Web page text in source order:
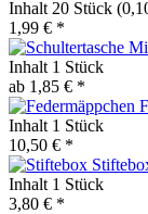
Inhalt 20 Stück
1,99 € *
Inhalt 1 Stück
ab 1,85 € *
Inhalt 1 Stück
10,50 € *
Inhalt 1 Stück
3,80 € *